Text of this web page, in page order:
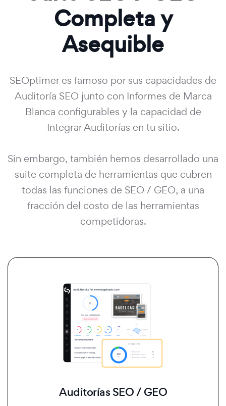
Completa y
Asequible
SEOptimer es famoso por sus capacidades de
Auditoría SEO junto con Informes de Marca
Blanca configurables y la capacidad de
Integrar Auditorías en tu sitio.
Sin embargo, también hemos desarrollado una
suite completa de herramientas que cubren
todas las funciones de SEO / GEO, a una
fracción del costo de las herramientas
competidoras.
Auditorías SEO / GEO